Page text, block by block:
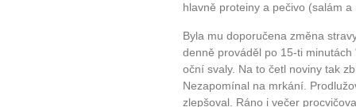
hlavně proteiny a pečivo (salám
Byla mu doporučena změna
denně prováděl po 15-ti
oční svaly. Na to četl noviny tak
Nezapomínal na mrkání.
zlepšoval. Ráno i večer